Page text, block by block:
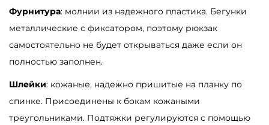
р
ю
к
з
Фурнитура: молнии из надежного пластика. Бегунки
металлические с фиксатором, поэтому рюкзак
самостоятельно не будет открываться даже если он
полностью заполнен.
Шлейки: кожаные, надежно пришитые на планку по
спинке. Присоединены к бокам кожаными
треугольниками. Подтяжки регулируются с помощью